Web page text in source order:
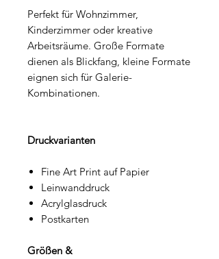
Perfekt für Wohnzimmer,
Kinderzimmer oder kreative
Arbeitsräume. Große Formate
dienen als Blickfang, kleine Formate
eignen sich für Galerie-
Kombinationen.
Druckvarianten
Fine Art Print auf Papier
Leinwanddruck
Acrylglasdruck
Postkarten
Größen &